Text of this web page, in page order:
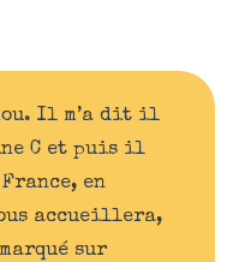
Il m’a dit il
C et puis il
en
accueillera,
sur